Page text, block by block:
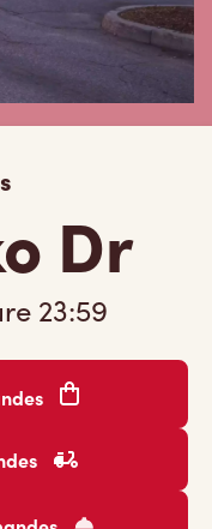
Dr
23:59